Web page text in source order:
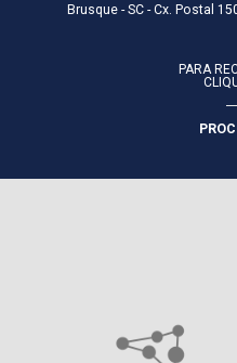
Brusque - SC - Cx. Postal
PARA